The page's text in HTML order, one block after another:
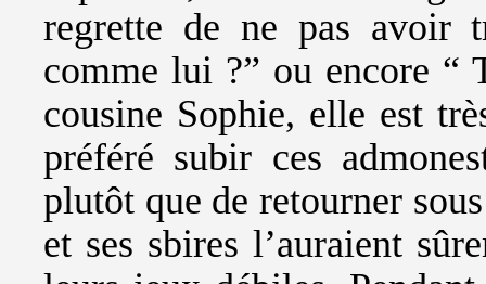
regrette de ne pas avoir
comme lui ?” ou encore “
cousine Sophie, elle est
préféré subir ces
plutôt que de retourner
et ses sbires l’auraient